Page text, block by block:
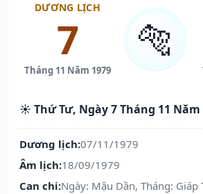
DƯƠNG LỊCH
7
Tháng 11 Năm 1979
🐅
☀️ Thứ Tư, Ngày 7 Tháng 11 Năm
Dương lịch:07/11/1979
Âm lịch:18/09/1979
Can chi:Ngày: Mậu Dần, Tháng: Giáp